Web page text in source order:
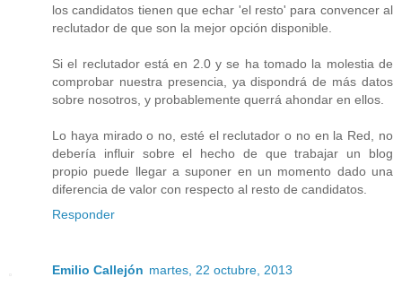
los candidatos tienen que echar 'el resto' para convencer al
reclutador de que son la mejor opción disponible.
Si el reclutador está en 2.0 y se ha tomado la molestia de
comprobar nuestra presencia, ya dispondrá de más datos
sobre nosotros, y probablemente querrá ahondar en ellos.
Lo haya mirado o no, esté el reclutador o no en la Red, no
debería influir sobre el hecho de que trabajar un blog
propio puede llegar a suponer en un momento dado una
diferencia de valor con respecto al resto de candidatos.
Responder
Emilio Callejón martes, 22 octubre, 2013